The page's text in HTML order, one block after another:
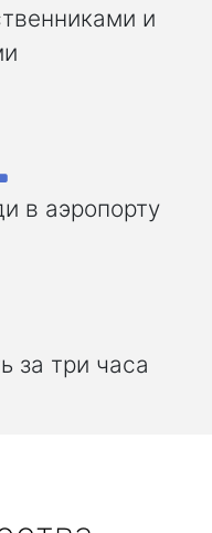
и
в аэропорту
за три часа